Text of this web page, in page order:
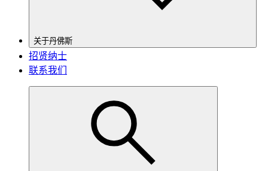
关于丹佛斯
招贤纳士
联系我们